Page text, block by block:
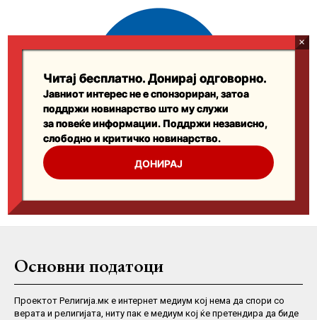
Основни податоци
Проектот Религија.мк е интернет медиум кој нема да спори со
верата и религијата, ниту пак е медиум кој ќе претендира да биде